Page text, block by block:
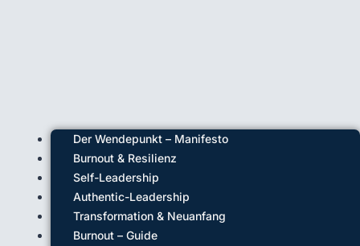
Der Wendepunkt – Manifesto
Burnout & Resilienz
Self-Leadership
Authentic-Leadership
Transformation & Neuanfang
Burnout – Guide